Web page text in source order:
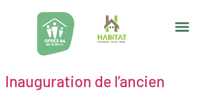
Inauguration de l’ancien